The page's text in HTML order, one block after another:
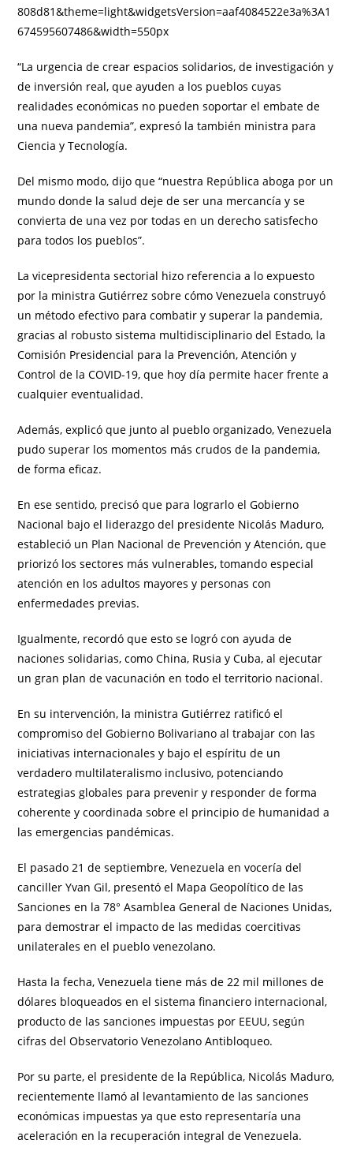
808d81&theme=light&widgetsVersion=aaf4084522e3a%3A1
674595607486&width=550px
“La urgencia de crear espacios solidarios, de investigación y
de inversión real, que ayuden a los pueblos cuyas
realidades económicas no pueden soportar el embate de
una nueva pandemia”, expresó la también ministra para
Ciencia y Tecnología.
Del mismo modo, dijo que “nuestra República aboga por un
mundo donde la salud deje de ser una mercancía y se
convierta de una vez por todas en un derecho satisfecho
para todos los pueblos”.
La vicepresidenta sectorial hizo referencia a lo expuesto
por la ministra Gutiérrez sobre cómo Venezuela construyó
un método efectivo para combatir y superar la pandemia,
gracias al robusto sistema multidisciplinario del Estado, la
Comisión Presidencial para la Prevención, Atención y
Control de la COVID-19, que hoy día permite hacer frente a
cualquier eventualidad.
Además, explicó que junto al pueblo organizado, Venezuela
pudo superar los momentos más crudos de la pandemia,
de forma eficaz.
En ese sentido, precisó que para lograrlo el Gobierno
Nacional bajo el liderazgo del presidente Nicolás Maduro,
estableció un Plan Nacional de Prevención y Atención, que
priorizó los sectores más vulnerables, tomando especial
atención en los adultos mayores y personas con
enfermedades previas.
Igualmente, recordó que esto se logró con ayuda de
naciones solidarias, como China, Rusia y Cuba, al ejecutar
un gran plan de vacunación en todo el territorio nacional.
En su intervención, la ministra Gutiérrez ratificó el
compromiso del Gobierno Bolivariano al trabajar con las
iniciativas internacionales y bajo el espíritu de un
verdadero multilateralismo inclusivo, potenciando
estrategias globales para prevenir y responder de forma
coherente y coordinada sobre el principio de humanidad a
las emergencias pandémicas.
El pasado 21 de septiembre, Venezuela en vocería del
canciller Yvan Gil, presentó el Mapa Geopolítico de las
Sanciones en la 78° Asamblea General de Naciones Unidas,
para demostrar el impacto de las medidas coercitivas
unilaterales en el pueblo venezolano.
Hasta la fecha, Venezuela tiene más de 22 mil millones de
dólares bloqueados en el sistema financiero internacional,
producto de las sanciones impuestas por EEUU, según
cifras del Observatorio Venezolano Antibloqueo.
Por su parte, el presidente de la República, Nicolás Maduro,
recientemente llamó al levantamiento de las sanciones
económicas impuestas ya que esto representaría una
aceleración en la recuperación integral de Venezuela.